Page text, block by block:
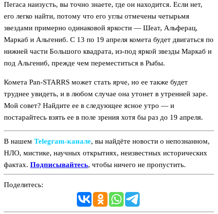
Пегаса наизусть, вы точно знаете, где он находится. Если нет,
его легко найти, потому что его углы отмечены четырьмя
звездами примерно одинаковой яркости — Шеат, Альферац,
Маркаб и Альгениб. С 13 по 19 апреля комета будет двигаться по
нижней части Большого квадрата, из-под яркой звезды Маркаб и
под Альгениб, прежде чем переместиться в Рыбы.
Комета Pan-STARRS может стать ярче, но ее также будет
труднее увидеть, и в любом случае она утонет в утренней заре.
Мой совет? Найдите ее в следующее ясное утро — и
постарайтесь взять ее в поле зрения хотя бы раз до 19 апреля.
В нашем Telegram‑канале, вы найдёте новости о непознанном,
НЛО, мистике, научных открытиях, неизвестных исторических
фактах. Подписывайтесь, чтобы ничего не пропустить.
Поделитесь: